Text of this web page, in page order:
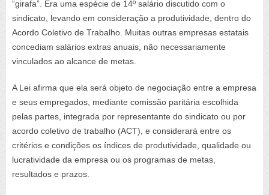
“girafa”. Era uma espécie de 14º salário discutido com o
sindicato, levando em consideração a produtividade, dentro do
Acordo Coletivo de Trabalho. Muitas outras empresas estatais
concediam salários extras anuais, não necessariamente
vinculados ao alcance de metas.
A Lei afirma que ela será objeto de negociação entre a empresa
e seus empregados, mediante comissão paritária escolhida
pelas partes, integrada por representante do sindicato ou por
acordo coletivo de trabalho (ACT), e considerará entre os
critérios e condições os índices de produtividade, qualidade ou
lucratividade da empresa ou os programas de metas,
resultados e prazos.